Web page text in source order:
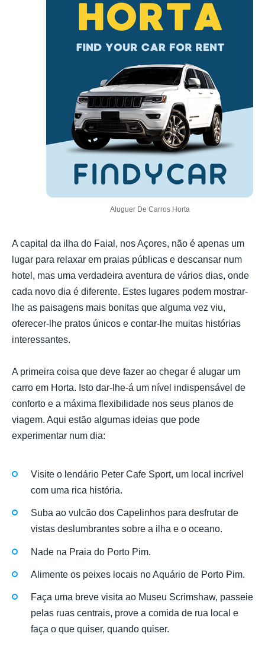
Aluguer De Carros Horta
A capital da ilha do Faial, nos Açores, não é apenas um
lugar para relaxar em praias públicas e descansar num
hotel, mas uma verdadeira aventura de vários dias, onde
cada novo dia é diferente. Estes lugares podem mostrar-
lhe as paisagens mais bonitas que alguma vez viu,
oferecer-lhe pratos únicos e contar-lhe muitas histórias
interessantes.
A primeira coisa que deve fazer ao chegar é alugar um
carro em Horta. Isto dar-lhe-á um nível indispensável de
conforto e a máxima flexibilidade nos seus planos de
viagem. Aqui estão algumas ideias que pode
experimentar num dia:
Visite o lendário Peter Cafe Sport, um local incrível
com uma rica história.
Suba ao vulcão dos Capelinhos para desfrutar de
vistas deslumbrantes sobre a ilha e o oceano.
Nade na Praia do Porto Pim.
Alimente os peixes locais no Aquário de Porto Pim.
Faça uma breve visita ao Museu Scrimshaw, passeie
pelas ruas centrais, prove a comida de rua local e
faça o que quiser, quando quiser.